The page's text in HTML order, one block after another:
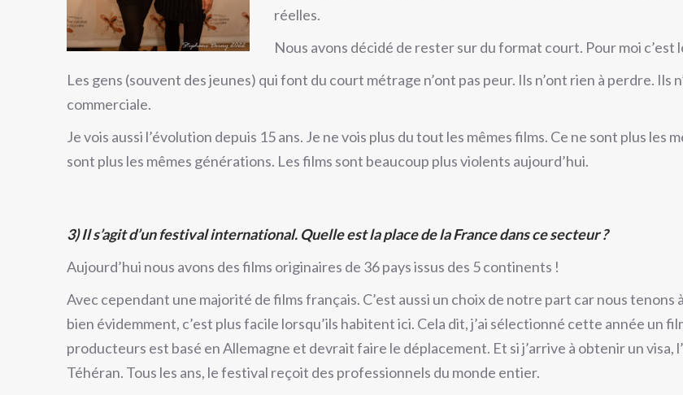
réelles.
Nous avons décidé de rester sur du format court. Pour moi c’est
Les gens (souvent des jeunes) qui font du court métrage n’ont pas peur. Ils n’ont rien à perdre. Ils
commerciale.
Je vois aussi l’évolution depuis 15 ans. Je ne vois plus du tout les mêmes films. Ce ne sont plus les
sont plus les mêmes générations. Les films sont beaucoup plus violents aujourd’hui.
3)Il s’agit d’un festival international. Quelle est la place de la France dans ce secteur ?
Aujourd’hui nous avons des films originaires de 36 pays issus des 5 continents !
Avec cependant une majorité de films français. C’est aussi un choix de notre part car nous
bien évidemment, c’est plus facile lorsqu’ils habitent ici. Cela dit, j’ai sélectionné cette année un
producteurs est basé en Allemagne et devrait faire le déplacement. Et si j’arrive à obtenir un
Téhéran. Tous les ans, le festival reçoit des professionnels du monde entier.